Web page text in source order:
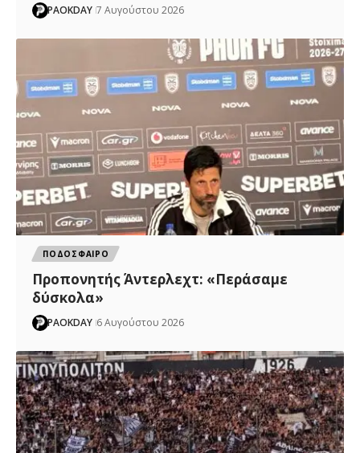
PAOKDAY 7 Αυγούστου 2026
ΠΟΔΟΣΦΑΙΡΟ
Προπονητής Άντερλεχτ: «Περάσαμε
δύσκολα»
PAOKDAY 6 Αυγούστου 2026